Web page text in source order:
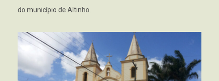
do município de Altinho.